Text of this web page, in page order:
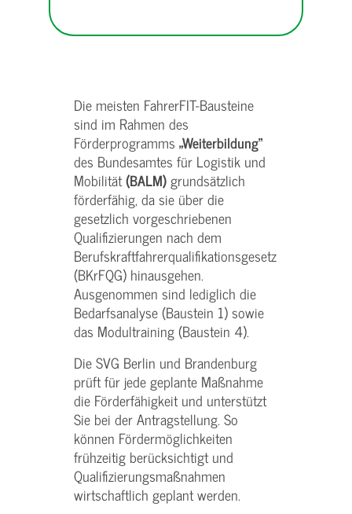
Die meisten FahrerFIT-Bausteine
sind im Rahmen des
Förderprogramms „Weiterbildung“
des Bundesamtes für Logistik und
Mobilität(BALM)grundsätzlich
förderfähig, da sie über die
gesetzlich vorgeschriebenen
Qualifizierungen nach dem
Berufskraftfahrerqualifikationsgesetz
(BKrFQG) hinausgehen.
Ausgenommen sind lediglich die
Bedarfsanalyse (Baustein 1) sowie
das Modultraining (Baustein 4).
Die SVG Berlin und Brandenburg
prüft für jede geplante Maßnahme
die Förderfähigkeit und unterstützt
Sie bei der Antragstellung. So
können Fördermöglichkeiten
frühzeitig berücksichtigt und
Qualifizierungsmaßnahmen
wirtschaftlich geplant werden.